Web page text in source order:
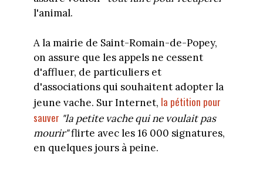
l'animal.
A la mairie de Saint-Romain-de-Popey,
on assure que les appels ne cessent
d'affluer, de particuliers et
d'associations qui souhaitent adopter la
jeune vache. Sur Internet, la pétition pour
sauver "la petite vache qui ne voulait pas
mourir"flirte avec les 16 000 signatures,
en quelques jours à peine.